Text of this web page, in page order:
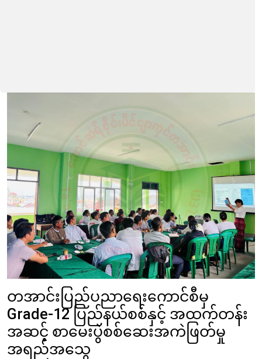
တအာင်းပြည်ပညာရေးကောင်စီမှ
Grade-12 ပြည်နယ်စစ်နှင့် အထက်တန်း
အဆင့် စာမေးပွဲစစ်ဆေးအကဲဖြတ်မှု
အရည်အသွေ